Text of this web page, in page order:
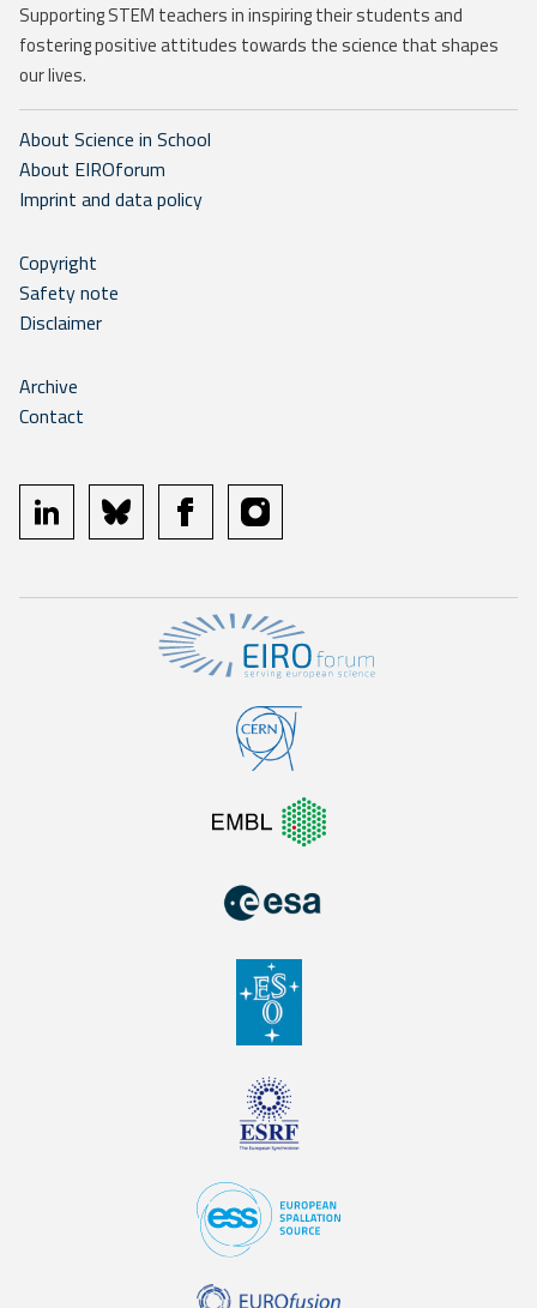
Supporting STEM teachers in inspiring their students and
fostering positive attitudes towards the science that shapes
our lives.
About Science in School
About EIROforum
Imprint and data policy
Copyright
Safety note
Disclaimer
Archive
Contact
linkedin bluesky facebookinstagram